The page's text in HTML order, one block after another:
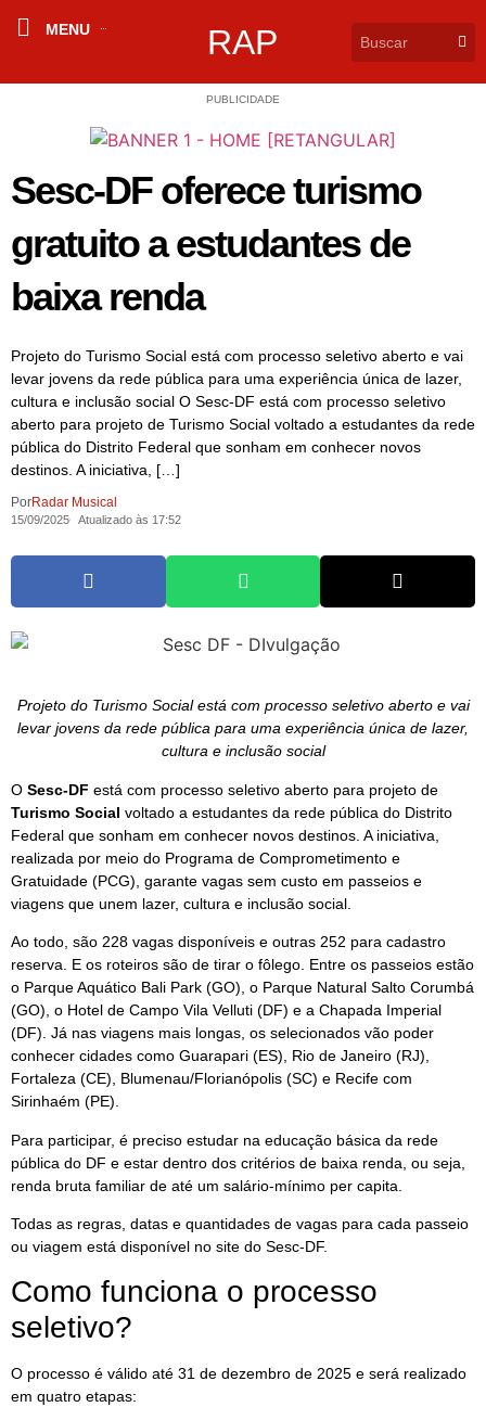
MENU RAP
PUBLICIDADE
Sesc-DF oferece turismo
gratuito a estudantes de
baixa renda
Projeto do Turismo Social está com processo seletivo aberto e vai
levar jovens da rede pública para uma experiência única de lazer,
cultura e inclusão social O Sesc-DF está com processo seletivo
aberto para projeto de Turismo Social voltado a estudantes da rede
pública do Distrito Federal que sonham em conhecer novos
destinos. A iniciativa, […]
PorRadar Musical
15/09/2025 Atualizado às 17:52
Projeto do Turismo Social está com processo seletivo aberto e vai
levar jovens da rede pública para uma experiência única de lazer,
cultura e inclusão social
O Sesc-DF está com processo seletivo aberto para projeto de
Turismo Social voltado a estudantes da rede pública do Distrito
Federal que sonham em conhecer novos destinos. A iniciativa,
realizada por meio do Programa de Comprometimento e
Gratuidade (PCG), garante vagas sem custo em passeios e
viagens que unem lazer, cultura e inclusão social.
Ao todo, são 228 vagas disponíveis e outras 252 para cadastro
reserva. E os roteiros são de tirar o fôlego. Entre os passeios estão
o Parque Aquático Bali Park (GO), o Parque Natural Salto Corumbá
(GO), o Hotel de Campo Vila Velluti (DF) e a Chapada Imperial
(DF). Já nas viagens mais longas, os selecionados vão poder
conhecer cidades como Guarapari (ES), Rio de Janeiro (RJ),
Fortaleza (CE), Blumenau/Florianópolis (SC) e Recife com
Sirinhaém (PE).
Para participar, é preciso estudar na educação básica da rede
pública do DF e estar dentro dos critérios de baixa renda, ou seja,
renda bruta familiar de até um salário-mínimo per capita.
Todas as regras, datas e quantidades de vagas para cada passeio
ou viagem está disponível no site do Sesc-DF.
Como funciona o processo
seletivo?
O processo é válido até 31 de dezembro de 2025 e será realizado
em quatro etapas: